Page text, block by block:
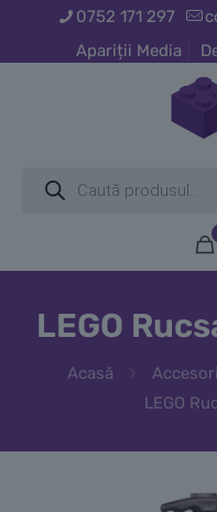
0752 171 297
Apariții Media
search
LEGO
Acasă
LEGO